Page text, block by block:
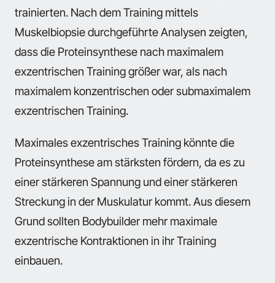
trainierten. Nach dem Training mittels
Muskelbiopsie durchgeführte Analysen zeigten,
dass die Proteinsynthese nach maximalem
exzentrischen Training größer war, als nach
maximalem konzentrischen oder submaximalem
exzentrischen Training.
Maximales exzentrisches Training könnte die
Proteinsynthese am stärksten fördern, da es zu
einer stärkeren Spannung und einer stärkeren
Streckung in der Muskulatur kommt. Aus diesem
Grund sollten Bodybuilder mehr maximale
exzentrische Kontraktionen in ihr Training
einbauen.